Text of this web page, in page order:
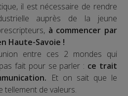
il est nécessaire de rendre
auprès de la jeune
à commencer par
Haute-Savoie !
entre ces 2 mondes qui
fait pour se parler : ce trait
Et on sait que le
tellement de valeurs.